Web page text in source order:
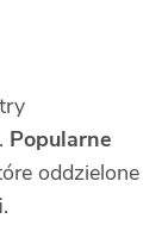
Popularne
oddzielone
.